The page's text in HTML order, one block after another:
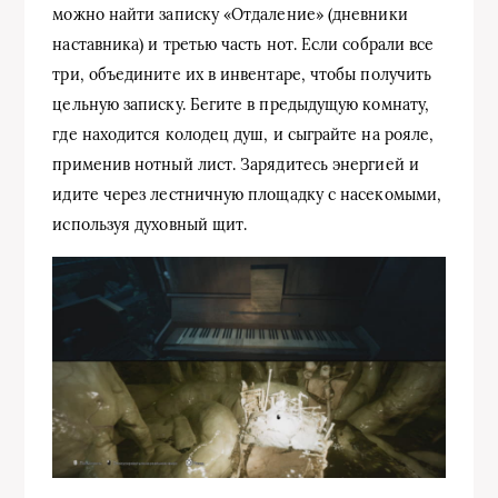
можно найти записку «Отдаление» (дневники
наставника) и третью часть нот. Если собрали все
три, объедините их в инвентаре, чтобы получить
цельную записку. Бегите в предыдущую комнату,
где находится колодец душ, и сыграйте на рояле,
применив нотный лист. Зарядитесь энергией и
идите через лестничную площадку с насекомыми,
используя духовный щит.